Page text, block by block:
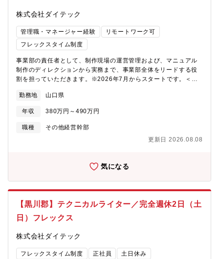
株式会社ダイテック
管理職・マネージャー経験
リモートワーク可
フレックスタイム制度
事業部の責任者として、制作現場の運営管理および、マニュアル
制作のディレクションから実務まで、事業部全体をリードする役
割を担っていただきます。※2026年7月からスタートです。＜業
理、労務管理・顧客管理、契約に関する対応■マニュアル制作業
務・制作に関する一連の業務（ディレクションから実務まで）・
業務に関する育成・教育＜働く環境＞チャレンジ精神があればい
ろいろな事ができる社風です。フレックスタイム制度や在宅勤務
アル制作だけでなく、IT技術を融合させたマニュアル関連事業を
す。そこで生まれる新しい事業の成長と拡大を味わうことができ
ます。自身の経験を活かし、新しいことにチャレンジしたいと考
えるあなた。ひとつ上のステージを目指したいと考えるあなた。
穏やかな気候と豊かな自然に囲まれた山口県宇部の地で、われわ
れとともにその思いを実現しませんか。＜会社の特徴＞■ダイテッ
クは 1987年にマニュアル企画・制作の専門会社として誕生しまし
た。長く培ってきた技術をもとに、クライアントのビジネスモデ
置き、顧客に寄り添うサービスを提案・提供しています。≪福利
ャー施設、様々なサービスの補助制度など、豊富なメニューから
勤務地 山口県
年収 380万円～490万円
職種
その他経営幹部
更新日 2026.08.08
気になる
【黒川郡】テクニカルライター／完全週休2日（土
日）フレックス
株式会社ダイテック
フレックスタイム制度 正社員 土日休み